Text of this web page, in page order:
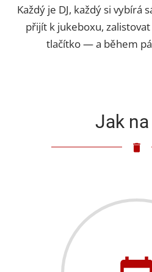
Každý je DJ, každý si vybírá
přijít k jukeboxu,
tlačítko — a během
Jak